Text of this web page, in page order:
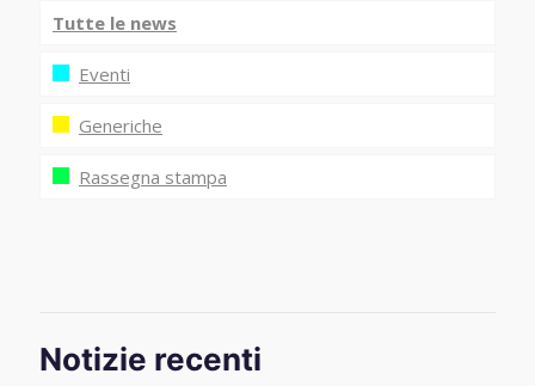
Tutte le news
Eventi
Generiche
Rassegna stampa
Notizie recenti